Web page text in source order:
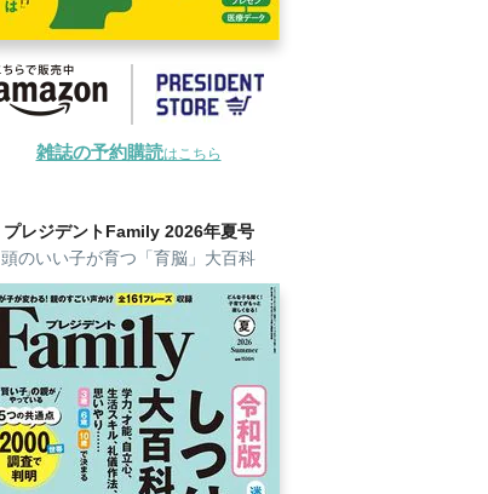
雑誌の予約購読はこちら
プレジデントFamily 2026年夏号
頭のいい子が育つ「育脳」大百科